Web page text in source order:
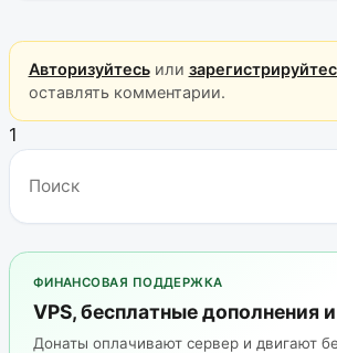
Авторизуйтесьили
оставлять комментарии.
1
ФИНАНСОВАЯ ПОДДЕРЖКА
VPS, бесплатные дополнения
Донаты оплачивают сервер и двигают